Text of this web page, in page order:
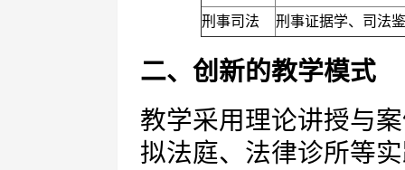
刑事司法
刑事证据学、司法
二、创新的教学模式
教学采用理论讲授与
拟法庭、法律诊所等